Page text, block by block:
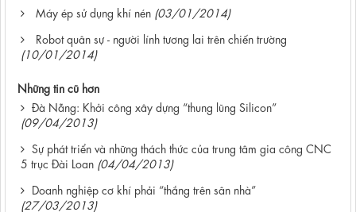
Máy ép sử dụng khí nén (03/01/2014)
Robot quân sự - người lính tương lai trên chiến trường
(10/01/2014)
Những tin cũ hơn
Đà Nẵng: Khởi công xây dựng “thung lũng Silicon”
(09/04/2013)
Sự phát triển và những thách thức của trung tâm gia công CNC
5 trục Đài Loan (04/04/2013)
Doanh nghiệp cơ khí phải “thắng trên sân nhà”
(27/03/2013)